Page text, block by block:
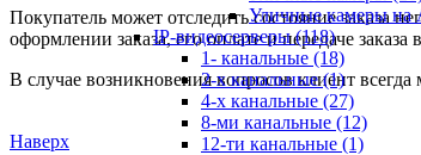
Уличные камеры
IP-видеосерверы(118)
1- канальные (18)
2-х канальные(1)
4-х канальные (27)
8-ми канальные (12)
12-ти канальные (1)
Покупатель может отследить состояние заказа
оформлении заказа, его оплате и передаче заказа
В случае возникновения вопросов клиент
Наверх